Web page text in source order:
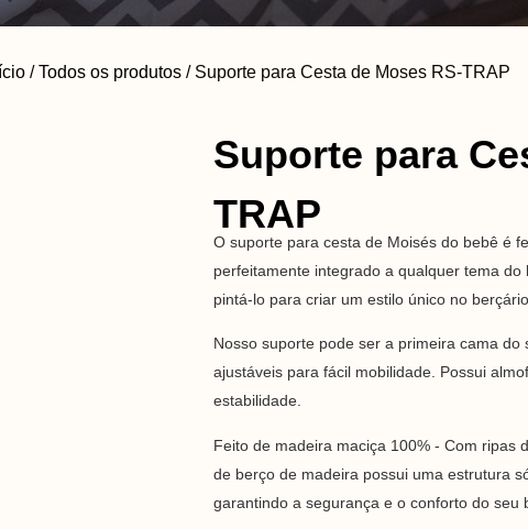
/Todos os produtos/ Suporte para Cesta de Moses RS-TRAP
Suporte para
TRAP
O suporte para cesta de Moisés do bebê é
perfeitamente integrado a qualquer tema
pintá-lo para criar um estilo único no berçário.
Nosso suporte pode ser a primeira cama
ajustáveis para fácil mobilidade. Possui
estabilidade.
Feito de madeira maciça 100% - Com ripas
de berço de madeira possui uma estrutura
garantindo a segurança e o conforto do seu